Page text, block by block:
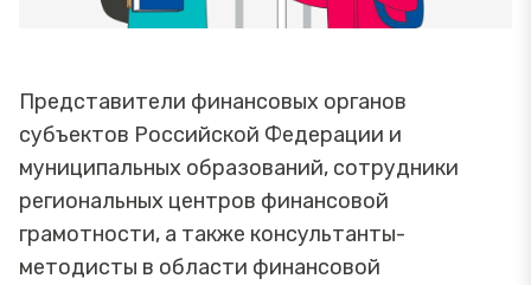
Представители финансовых органов
субъектов Российской Федерации и
муниципальных образований, сотрудники
региональных центров финансовой
грамотности, а также консультанты-
методисты в области финансовой